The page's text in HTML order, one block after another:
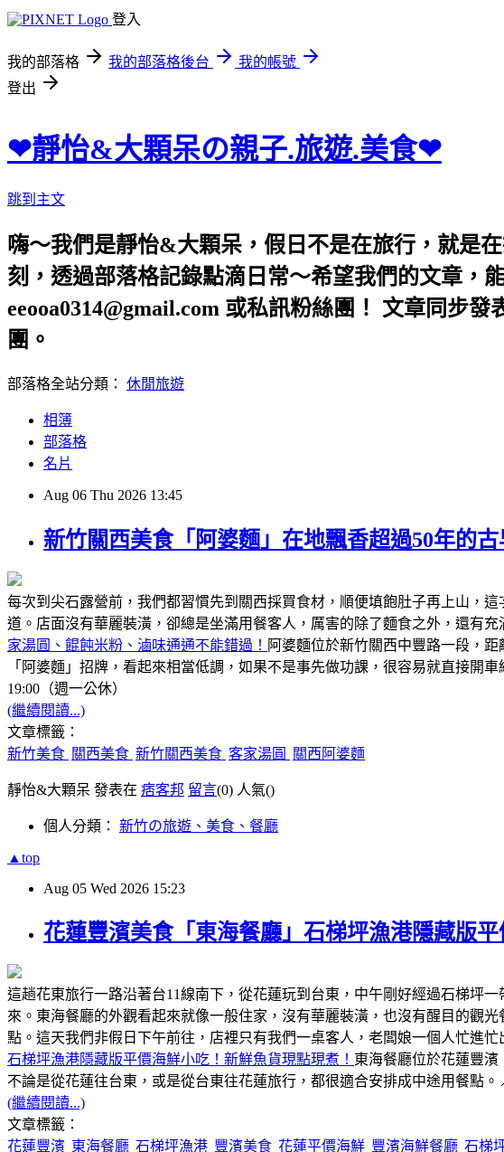
登入
我的部落格 我的部落格後台
我的帳號
登出
❤靜怡&大顆呆の親子.旅遊.美食❤
跳到主文
嗨～我們是靜怡&大顆呆，假日不是在旅行，就是
刻，透過部落格記錄點滴日常～希望我們的文章，
eeooa0314@gmail.com 或私訊粉絲團！ 文章同步
團。
部落格全站分類： 休閒旅遊
相簿
部落格
名片
Aug 06 Thu 2026 13:45
新竹關西美食「阿婆麵」在地飄香超過50年的
每次到尖石露營前，我們都習慣先到關西採買食材，順便填飽肚子再上山，
道。店面沒有華麗裝潢，卻總是坐滿用餐客人，厲害的除了麵食之外，還有
家湯圓、餛飩米粉、滷味通通不能錯過！ 阿婆麵位於新竹關西中豐路一段，
「阿婆麵」招牌，看起來相當低調，如果不是事先做功課，很容易就直接開車
19:00（週一公休）
(繼續閱讀...)
文章標籤：
新竹美食 關西美食 新竹關西美食 客家湯圓 關西阿婆麵
靜怡&大顆呆 發表在 痞客邦 留言(0) 人氣()
個人分類： 新竹の旅遊、美食、餐廳
▲top
Aug 05 Wed 2026 15:23
花蓮豐濱美食「東海餐廳」石梯坪漁港隱藏版
這趟花東旅行一路沿著台11線南下，從花蓮玩到台東，中午剛好經過石梯坪
來。東海餐廳的外觀看起來就像一般住家，沒有華麗裝潢，也沒有醒目的觀
點。這天我們非假日下午前往，店裡只有我們一桌客人，老闆娘一個人忙進
石梯坪漁港隱藏版平價海鮮小吃！新鮮魚貨現點現煮！ 東海餐廳位於花蓮豐濱
不論是從花蓮往台東，或是從台東往花蓮旅行，都很適合安排成中途用餐點。
(繼續閱讀...)
文章標籤：
花蓮豐濱 東海餐廳 石梯坪漁港 豐濱美食 花蓮平價海鮮 豐濱海鮮餐廳 石梯